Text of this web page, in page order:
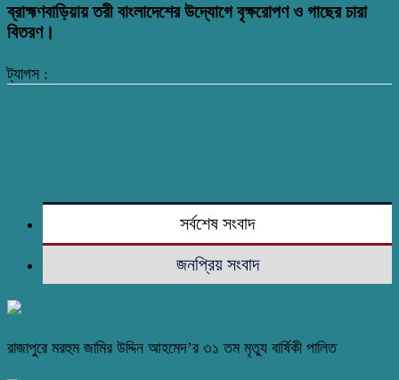
ব্রাহ্মণবাড়িয়ায় তরী বাংলাদেশের উদ্যোগে বৃক্ষরোপণ ও গাছের চারা
বিতরণ।
ট্যাগস :
সর্বশেষ সংবাদ
জনপ্রিয় সংবাদ
রাজাপুরে মরহুম জামির উদ্দিন আহমেদ’র ৩১ তম মৃত্যু বার্ষিকী পালিত